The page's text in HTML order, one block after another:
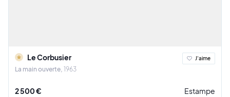
Le Corbusier
La main ouverte 1963
J'aime
2 500 € Estampe